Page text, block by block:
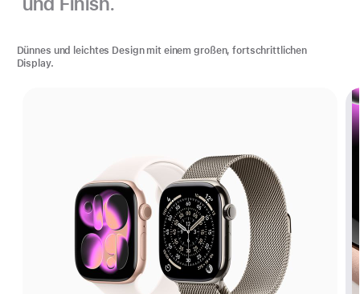
Dünnes und leichtes Design mit einem großen, fortschrittlichen
Display.